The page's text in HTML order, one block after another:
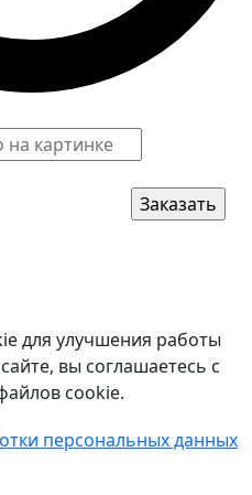
для улучшения работы
вы соглашаетесь с
cookie.
персональных данных